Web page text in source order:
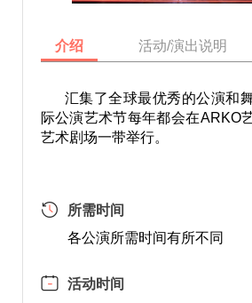
介绍 活动/演出说明
汇集了全球最优秀的公演和
际公演艺术节每年都会在ARKO
艺术剧场一带举行。
所需时间
各公演所需时间有所不同
活动时间